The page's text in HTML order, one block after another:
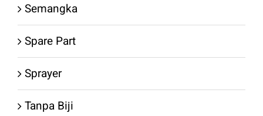
Semangka
Spare Part
Sprayer
Tanpa Biji